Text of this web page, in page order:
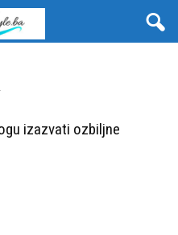
izazvati ozbiljne